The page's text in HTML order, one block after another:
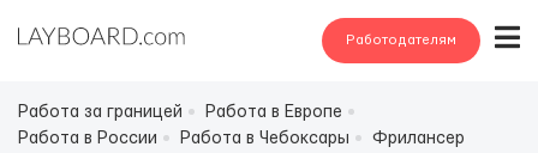
Работодателям
Работа за границей
Работа в Европе
Работа в России
Работа в Чебоксары Фрилансер